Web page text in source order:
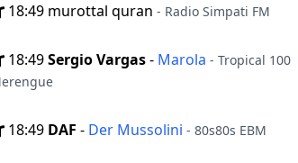
18:49 murottal quran - Radio Simpati FM
18:49Sergio Vargas- Marola - Tropical 100
18:49 DAF - Der Mussolini - 80s80s EBM